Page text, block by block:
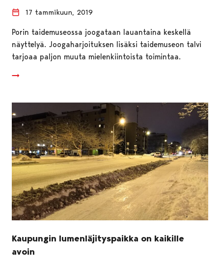
17 tammikuun, 2019
Porin taidemuseossa joogataan lauantaina keskellä
näyttelyä. Joogaharjoituksen lisäksi taidemuseon talvi
tarjoaa paljon muuta mielenkiintoista toimintaa.
Kaupungin lumenläjityspaikka on kaikille
avoin